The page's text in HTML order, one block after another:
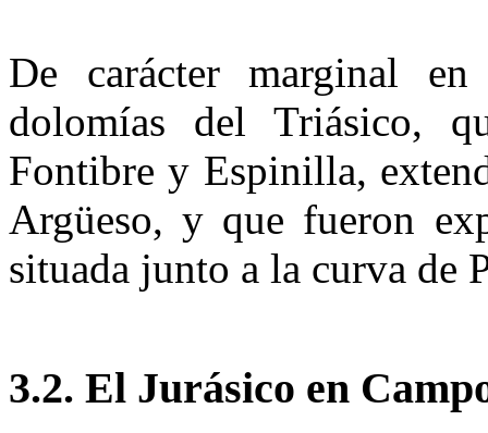
De carácter marginal
dolomías del Triásico,
Fontibre y Espinilla,
Argüeso, y que fueron
situada junto a la curva de
3.2. El Jurásico en